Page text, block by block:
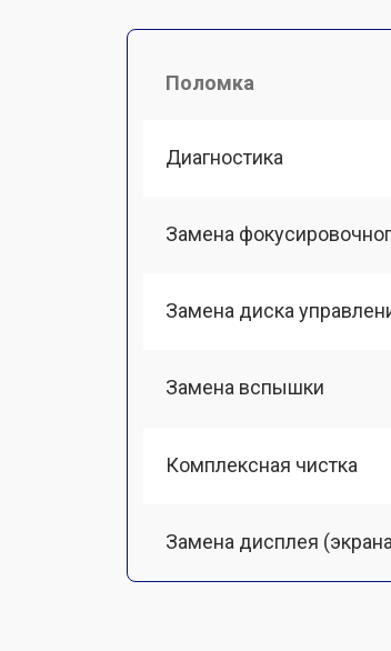
Поломка
Диагностика
Замена
Замена диска
Замена вспышки
Комплексная чистка
Замена дисплея